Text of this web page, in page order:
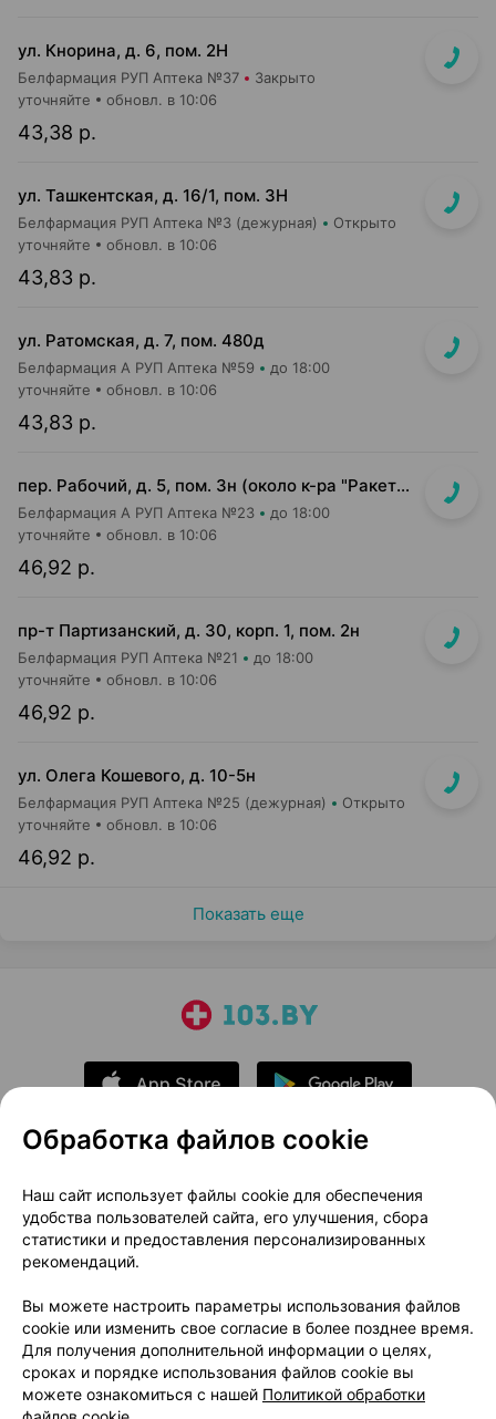
ул. Кнорина, д. 6, пом. 2Н
Белфармация РУП Аптека №37 Закрыто
43,38 р.
уточняйте обновл. в 10:06
ул. Ташкентская, д. 16/1, пом. 3Н
Белфармация РУП Аптека №3 (дежурная) Открыто
43,83 р.
уточняйте обновл. в 10:06
ул. Ратомская, д. 7, пом. 480д
Белфармация А РУП Аптека №59 до 18:00
43,83 р.
уточняйте обновл. в 10:06
пер. Рабочий, д. 5, пом. 3н (около к-ра "Ракета")
Белфармация А РУП Аптека №23 до 18:00
46,92 р.
уточняйте обновл. в 10:06
пр-т Партизанский, д. 30, корп. 1, пом. 2н
Белфармация РУП Аптека №21 до 18:00
46,92 р.
уточняйте обновл. в 10:06
ул. Олега Кошевого, д. 10-5н
Белфармация РУП Аптека №25 (дежурная) Открыто
46,92 р.
уточняйте обновл. в 10:06
Показать еще
О проекте
Новости проекта
Размещение рекламы
Медицинский маркетинг
Публичный договор
Доставка
Способы оплаты
Вакансии
Партнеры
Написать руководителю 103.by
Написать в поддержку
Персональные настройки Cookie
Обработка файлов cookie
Наш сайт использует файлы cookie для обеспечения
удобства пользователей сайта, его улучшения, сбора
статистики и предоставления персонализированных
рекомендаций.
Вы можете настроить параметры использования файлов
cookie или изменить свое согласие в более позднее время.
Для получения дополнительной информации о целях,
сроках и порядке использования файлов cookie вы
можете ознакомиться с нашей Политикой обработки